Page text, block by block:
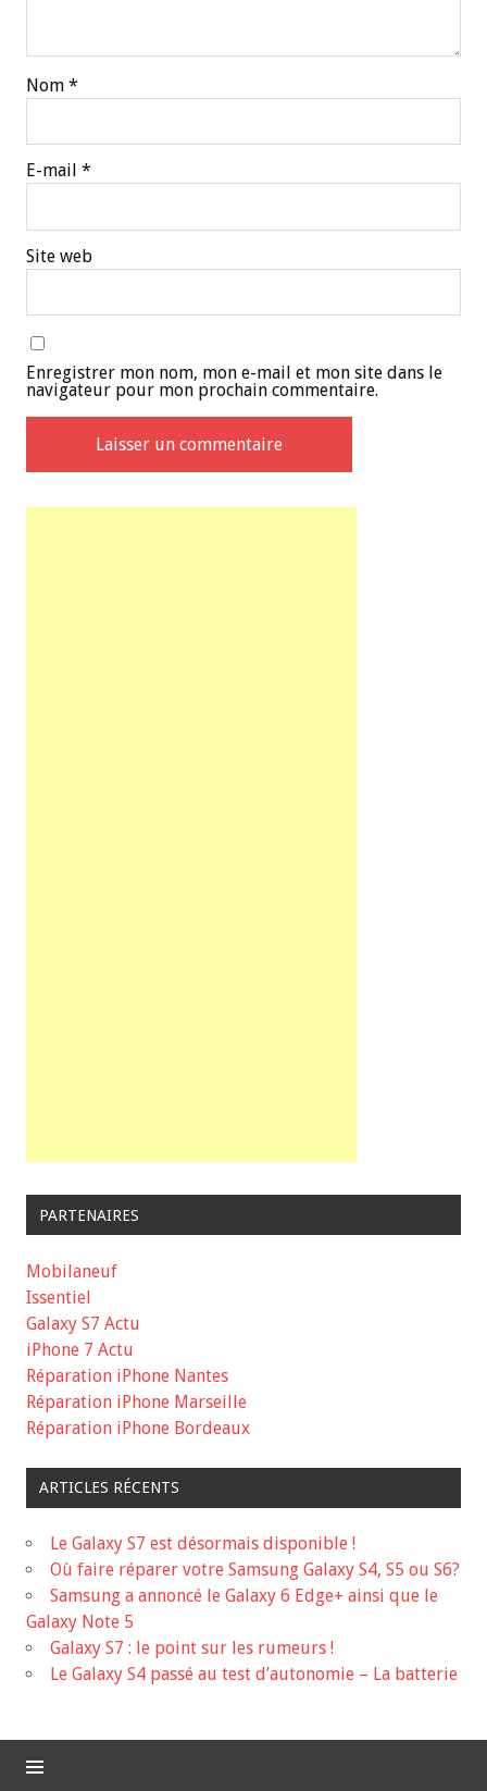
Nom *
E-mail *
Site web
Enregistrer mon nom, mon e-mail et mon site dans le
navigateur pour mon prochain commentaire.
PARTENAIRES
Mobilaneuf
Issentiel
Galaxy S7 Actu
iPhone 7 Actu
Réparation iPhone Nantes
Réparation iPhone Marseille
Réparation iPhone Bordeaux
ARTICLES RÉCENTS
Le Galaxy S7 est désormais disponible !
Où faire réparer votre Samsung Galaxy S4, S5 ou S6?
Samsung a annoncé le Galaxy 6 Edge+ ainsi que le
Galaxy Note 5
Galaxy S7 : le point sur les rumeurs !
Le Galaxy S4 passé au test d’autonomie – La batterie